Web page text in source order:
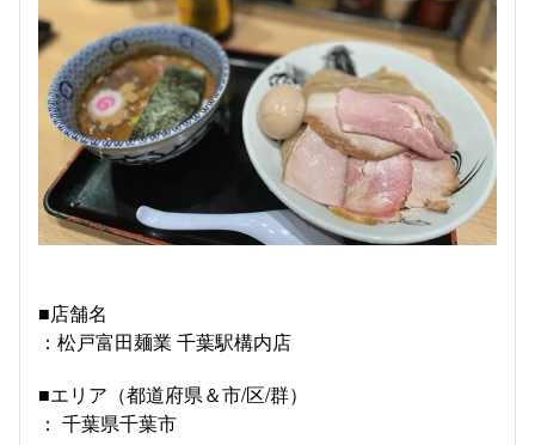
■店舗名
：松戸富田麺業 千葉駅構内店
■エリア（都道府県＆市/区/群）
： 千葉県千葉市